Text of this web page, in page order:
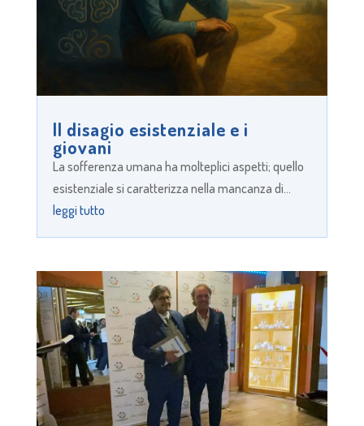
Il disagio esistenziale e i
giovani
La sofferenza umana ha molteplici aspetti; quello
esistenziale si caratterizza nella mancanza di...
leggi tutto